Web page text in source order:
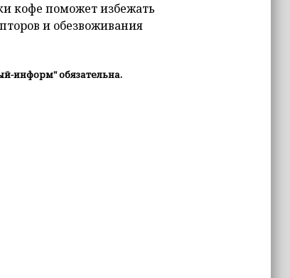
кофе поможет избежать
и обезвоживания
информ" обязательна.